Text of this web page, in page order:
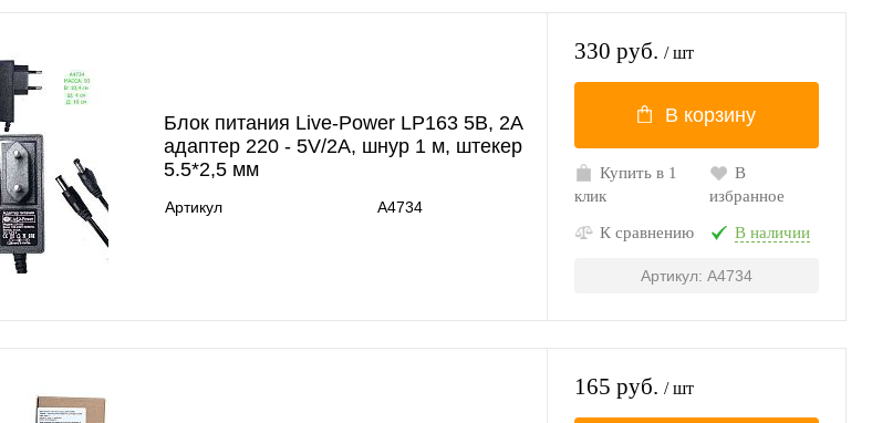
Блок питания Live-Power LP163 5В, 2A
адаптер 220 - 5V/2A, шнур 1 м, штекер
5.5*2,5 мм
Артикул A4734
330 руб. / шт
В корзину
Купить в 1
клик
В
избранное
К сравнению В наличии
Артикул: A4734
165 руб. / шт